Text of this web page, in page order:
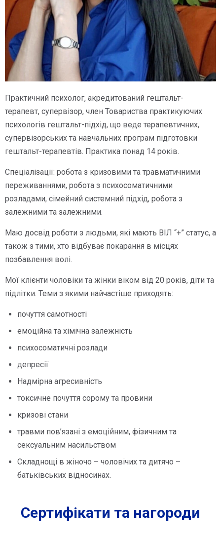
Практичний психолог, акредитований гештальт-
терапевт, супервізор, член Товариства практикуючих
психологів гештальт-підхід, що веде терапевтичних,
супервізорських та навчальних програм підготовки
гештальт-терапевтів. Практика понад 14 років.
Спеціалізації: робота з кризовими та травматичними
переживаннями, робота з психосоматичними
розладами, сімейний системний підхід, робота з
залежними та залежними.
Маю досвід роботи з людьми, які мають ВІЛ “+” статус, а
також з тими, хто відбуває покарання в місцях
позбавлення волі.
Мої клієнти чоловіки та жінки віком від 20 років, діти та
підлітки. Теми з якими найчастіше приходять:
почуття самотності
емоційна та хімічна залежність
психосоматичні розлади
депресії
Надмірна агресивність
токсичне почуття сорому та провини
кризові стани
травми пов’язані з емоційним, фізичним та
сексуальним насильством
Складнощі в жіночо – чоловічих та дитячо –
батьківських відносинах.
Сертифікати та нагороди